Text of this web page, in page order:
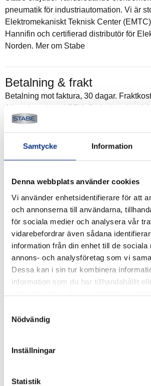
Samtycke Information
Denna webbplats använder cookies
Vi använder enhetsidentifierare för att
och annonserna till användarna,
för sociala medier och analysera vår
vidarebefordrar även sådana
information från din enhet till de sociala
annons- och analysföretag som vi
Dessa kan i sin tur kombinera
information som du har tillhandahållit
Nödvändig
Inställningar
Statistik
pneumatik för industriautomation. Vi är
Elektromekaniskt Teknisk Center
Hannifin och certifierad distributör för
Norden. Mer om Stabe
Betalning & frakt
Betalning mot faktura, 30 dagar.
Alla priser visas i SEK. Stabe innehar
Köpvillkor